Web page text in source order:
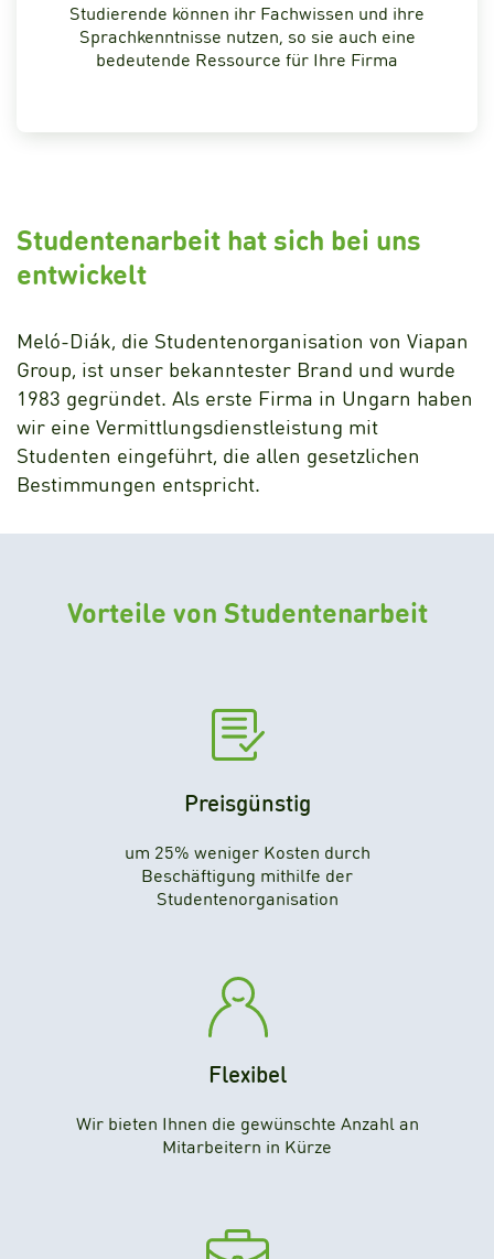
Studierende können ihr Fachwissen und ihre
Sprachkenntnisse nutzen, so sie auch eine
bedeutende Ressource für Ihre Firma
Studentenarbeit hat sich bei uns
entwickelt
Meló-Diák, die Studentenorganisation von Viapan
Group, ist unser bekanntester Brand und wurde
1983 gegründet. Als erste Firma in Ungarn haben
wir eine Vermittlungsdienstleistung mit
Studenten eingeführt, die allen gesetzlichen
Bestimmungen entspricht.
Vorteile von Studentenarbeit
Preisgünstig
um 25% weniger Kosten durch
Beschäftigung mithilfe der
Studentenorganisation
Flexibel
Wir bieten Ihnen die gewünschte Anzahl an
Mitarbeitern in Kürze